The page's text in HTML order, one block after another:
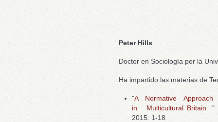
Peter Hills
Doctor en Sociología por la
Ha impartido las materias de
"A Normative
in
Multicultural Britain
"
2015: 1-18